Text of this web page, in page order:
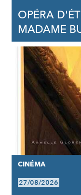
OPÉRA
MADAME
CINÉMA
27/08/2026